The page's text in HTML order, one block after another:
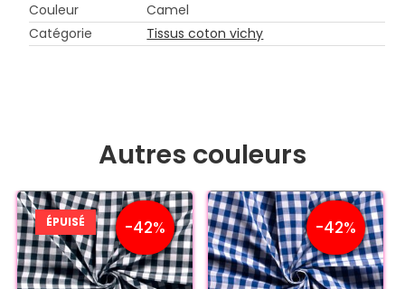
Couleur
Camel
Catégorie
Tissus coton vichy
Autres couleurs
-42%
ÉPUISÉ -42%